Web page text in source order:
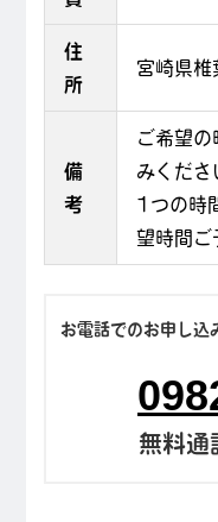
住
所
宮崎県
備
考
ご希望
みくださ
1つの時
望時間ご
お電話でのお申し
無料